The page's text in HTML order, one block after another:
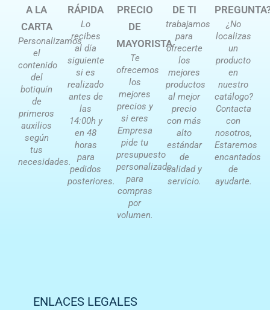
A LA
CARTA
Personalizamos
el
contenido
del
botiquín
de
primeros
auxilios
según
tus
necesidades.
RÁPIDA
Lo
recibes
al día
siguiente
si es
realizado
antes de
las
14:00h y
en 48
horas
para
pedidos
posteriores.
PRECIO
DE
MAYORISTA
Te
ofrecemos
los
mejores
precios y
si eres
Empresa
pide tu
presupuesto
personalizado
para
compras
por
volumen.
DE TI
trabajamos
para
ofrecerte
los
mejores
productos
al mejor
precio
con más
alto
estándar
de
calidad y
servicio.
¿No
localizas
un
producto
en
nuestro
catálogo?
Contacta
con
nosotros,
Estaremos
encantados
de
ayudarte.
ENLACES LEGALES